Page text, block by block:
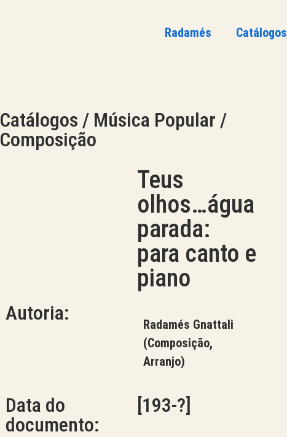
Radamés Catálogos
Catálogos / Música Popular /
Composição
Teus
olhos…água
parada:
para canto e
piano
Autoria:
Radamés Gnattali
(Composição,
Arranjo)
Data do
documento:
[193-?]